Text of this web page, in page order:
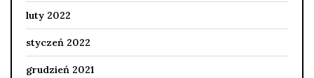
luty 2022
styczeń 2022
grudzień 2021